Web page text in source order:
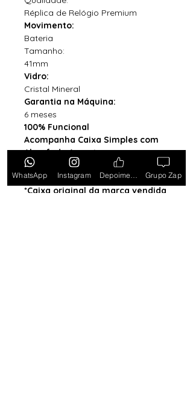
Réplica de Relógio Premium
Movimento:
Bateria
Tamanho:
41mm
Vidro:
Cristal Mineral
Garantia na Máquina:
6 meses
100% Funcional
Acompanha Caixa Simples com
Almofada (exceto para os
estados PB, SE, RR, MT, PE e AL)
*Caixa original da marca vendida
WhatsApp Instagram Grupo Zap